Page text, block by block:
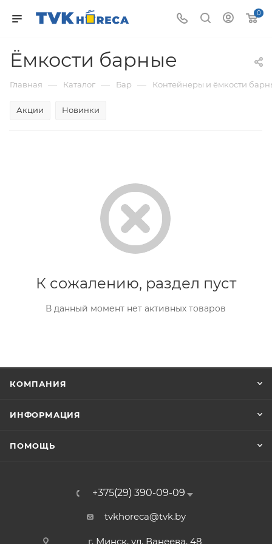
0
Ёмкости барные
Главная — Каталог — Бар — Контейнеры и ёмкости
Акции Новинки
К сожалению, раздел пуст
В данный момент нет активных товаров
КОМПАНИЯ
ИНФОРМАЦИЯ
ПОМОЩЬ
+375(29) 390-09-09
tvkhoreca@tvk.by
г. Минск, ул. Ванеева, 48